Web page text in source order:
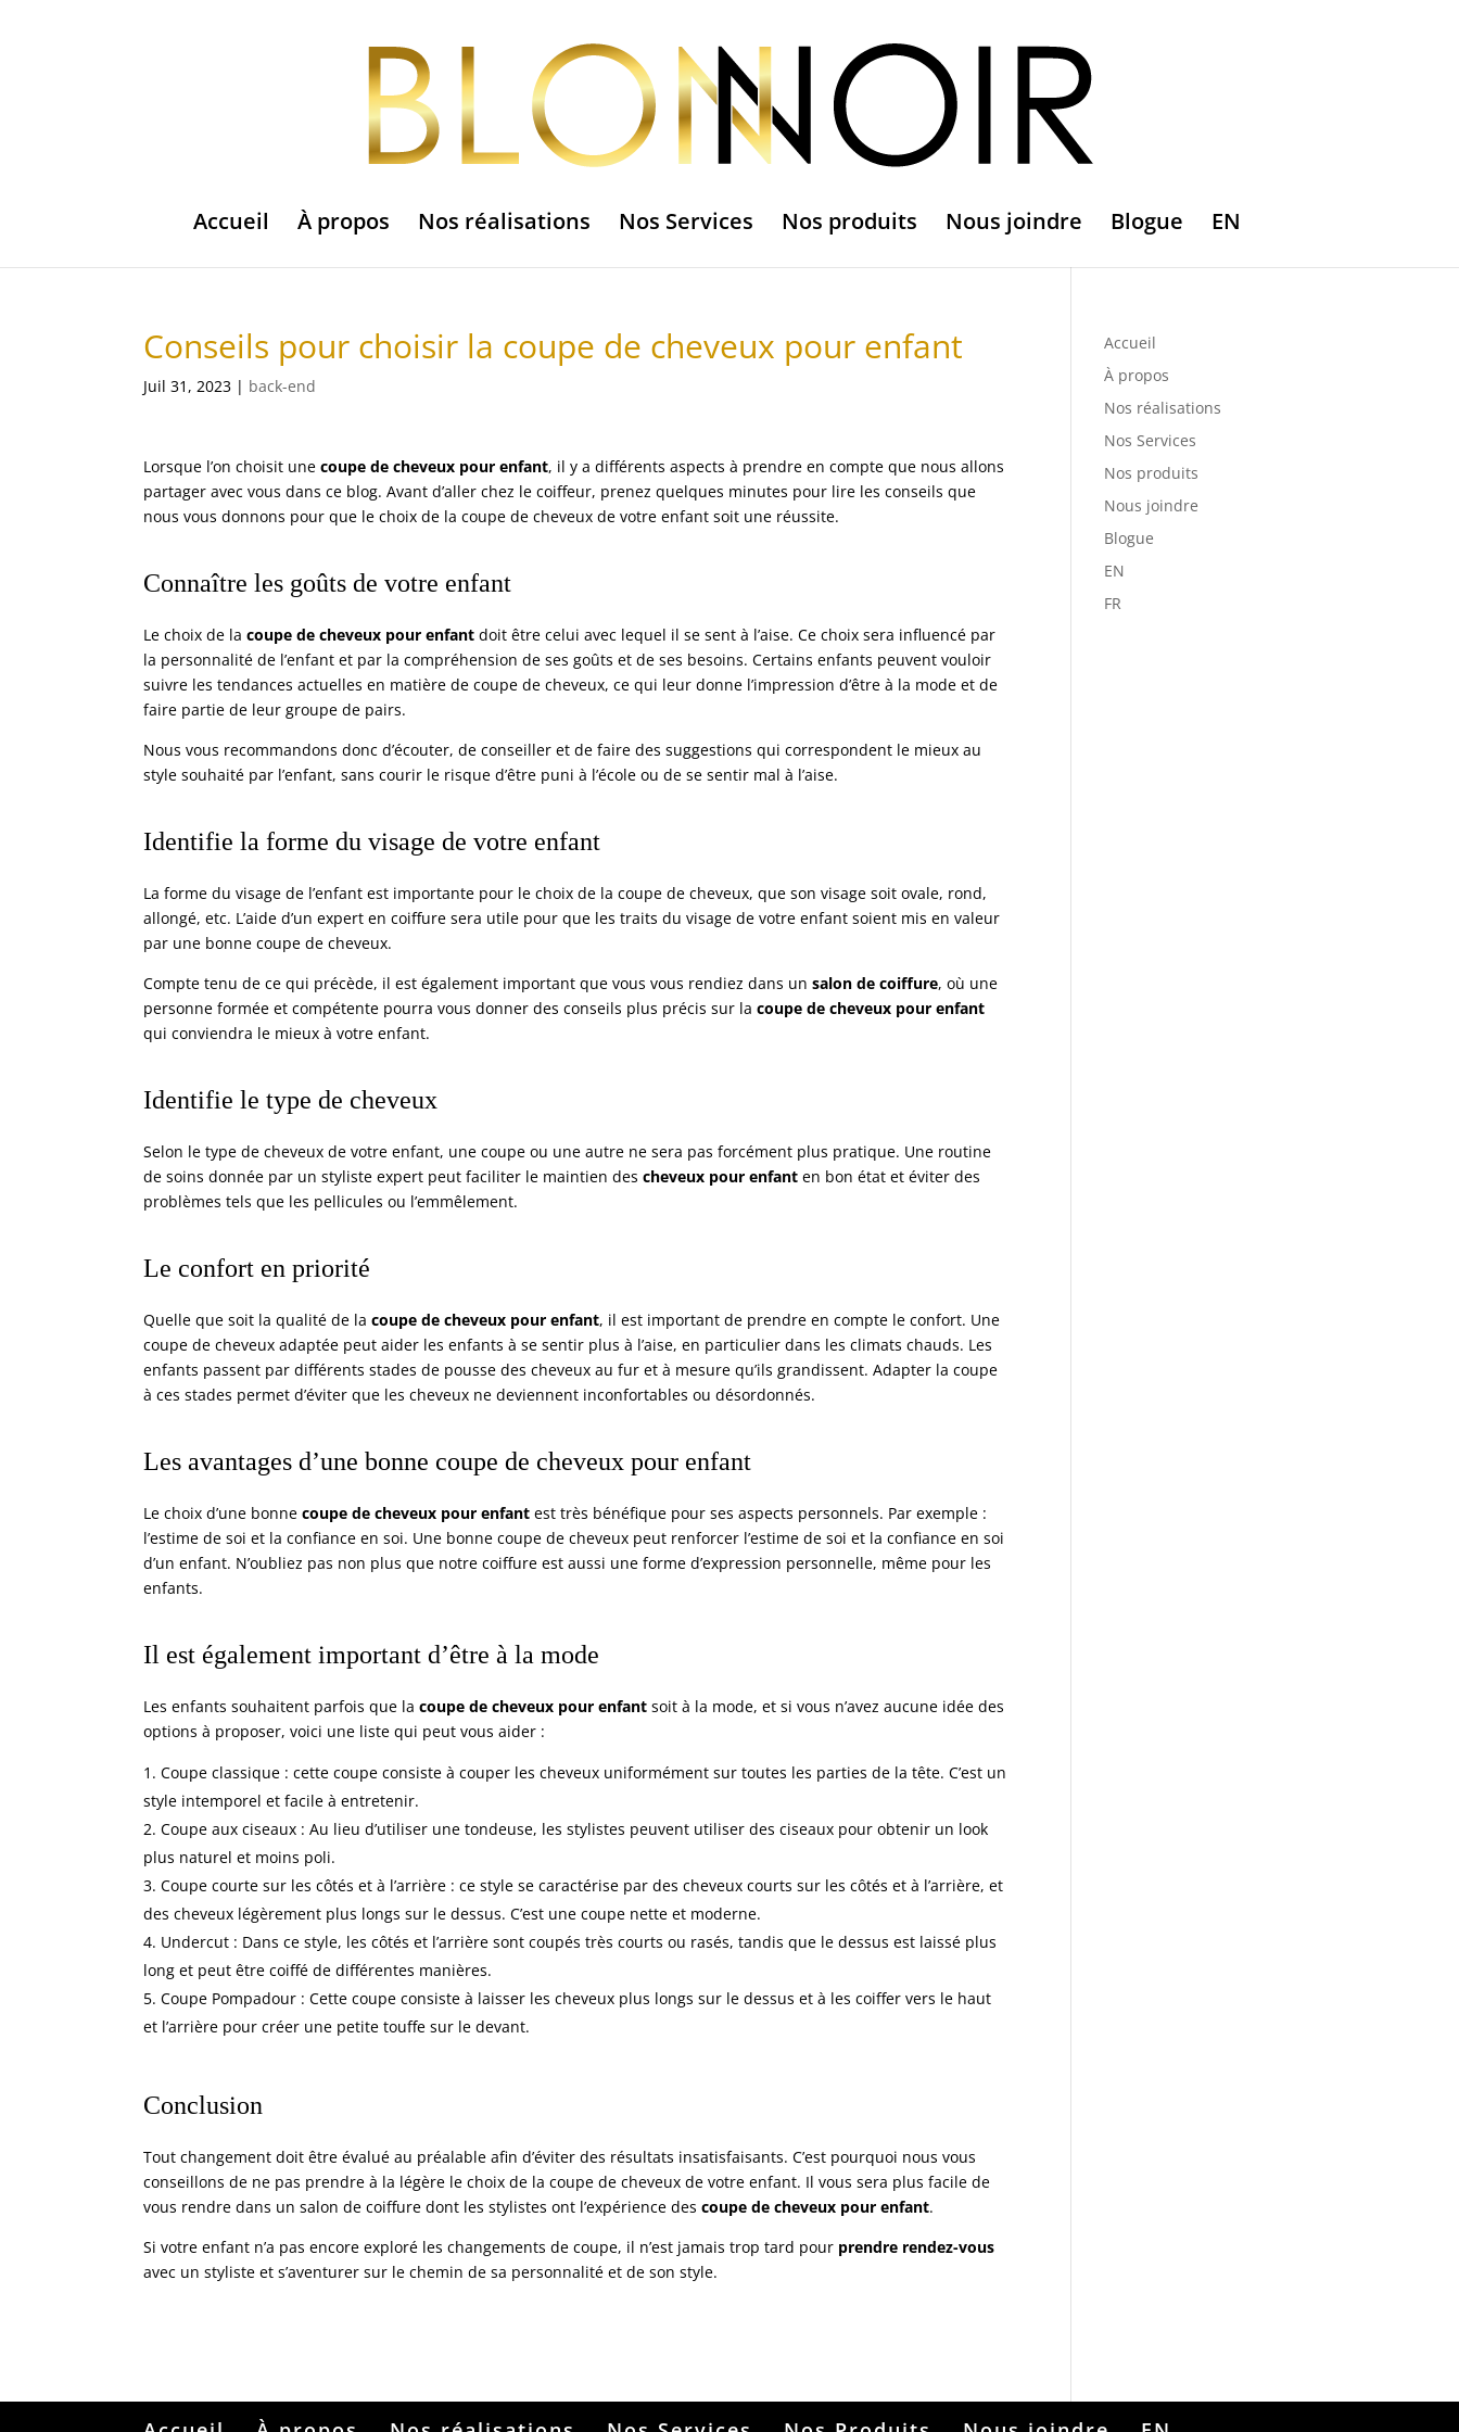
Accueil À propos Nos réalisations Nos Services Nos produits Nous joindre Blogue EN
Conseils pour choisir la coupe de cheveux pour enfant
Juil 31, 2023 | back-end
Lorsque l’on choisit une coupe de cheveux pour enfant, il y a différents aspects à prendre en compte que nous allons
partager avec vous dans ce blog. Avant d’aller chez le coiffeur, prenez quelques minutes pour lire les conseils que
nous vous donnons pour que le choix de la coupe de cheveux de votre enfant soit une réussite.
Connaître les goûts de votre enfant
Le choix de la coupe de cheveux pour enfant doit être celui avec lequel il se sent à l’aise. Ce choix sera influencé par
la personnalité de l’enfant et par la compréhension de ses goûts et de ses besoins. Certains enfants peuvent vouloir
suivre les tendances actuelles en matière de coupe de cheveux, ce qui leur donne l’impression d’être à la mode et de
faire partie de leur groupe de pairs.
Nous vous recommandons donc d’écouter, de conseiller et de faire des suggestions qui correspondent le mieux au
style souhaité par l’enfant, sans courir le risque d’être puni à l’école ou de se sentir mal à l’aise.
Identifie la forme du visage de votre enfant
La forme du visage de l’enfant est importante pour le choix de la coupe de cheveux, que son visage soit ovale, rond,
allongé, etc. L’aide d’un expert en coiffure sera utile pour que les traits du visage de votre enfant soient mis en valeur
par une bonne coupe de cheveux.
Compte tenu de ce qui précède, il est également important que vous vous rendiez dans un salon de coiffure, où une
personne formée et compétente pourra vous donner des conseils plus précis sur la coupe de cheveux pour enfant
qui conviendra le mieux à votre enfant.
Identifie le type de cheveux
Selon le type de cheveux de votre enfant, une coupe ou une autre ne sera pas forcément plus pratique. Une routine
de soins donnée par un styliste expert peut faciliter le maintien des cheveux pour enfant en bon état et éviter des
problèmes tels que les pellicules ou l’emmêlement.
Le confort en priorité
Quelle que soit la qualité de la coupe de cheveux pour enfant, il est important de prendre en compte le confort. Une
coupe de cheveux adaptée peut aider les enfants à se sentir plus à l’aise, en particulier dans les climats chauds. Les
enfants passent par différents stades de pousse des cheveux au fur et à mesure qu’ils grandissent. Adapter la coupe
à ces stades permet d’éviter que les cheveux ne deviennent inconfortables ou désordonnés.
Les avantages d’une bonne coupe de cheveux pour enfant
Le choix d’une bonne coupe de cheveux pour enfant est très bénéfique pour ses aspects personnels. Par exemple :
l’estime de soi et la confiance en soi. Une bonne coupe de cheveux peut renforcer l’estime de soi et la confiance en soi
d’un enfant. N’oubliez pas non plus que notre coiffure est aussi une forme d’expression personnelle, même pour les
enfants.
Il est également important d’être à la mode
Les enfants souhaitent parfois que la coupe de cheveux pour enfant soit à la mode, et si vous n’avez aucune idée des
options à proposer, voici une liste qui peut vous aider :
Coupe classique : cette coupe consiste à couper les cheveux uniformément sur toutes les parties de la tête. C’est un
style intemporel et facile à entretenir.
Coupe aux ciseaux : Au lieu d’utiliser une tondeuse, les stylistes peuvent utiliser des ciseaux pour obtenir un look
plus naturel et moins poli.
Coupe courte sur les côtés et à l’arrière : ce style se caractérise par des cheveux courts sur les côtés et à l’arrière, et
des cheveux légèrement plus longs sur le dessus. C’est une coupe nette et moderne.
Undercut : Dans ce style, les côtés et l’arrière sont coupés très courts ou rasés, tandis que le dessus est laissé plus
long et peut être coiffé de différentes manières.
Coupe Pompadour : Cette coupe consiste à laisser les cheveux plus longs sur le dessus et à les coiffer vers le haut
et l’arrière pour créer une petite touffe sur le devant.
Conclusion
Tout changement doit être évalué au préalable afin d’éviter des résultats insatisfaisants. C’est pourquoi nous vous
conseillons de ne pas prendre à la légère le choix de la coupe de cheveux de votre enfant. Il vous sera plus facile de
vous rendre dans un salon de coiffure dont les stylistes ont l’expérience des coupe de cheveux pour enfant.
Si votre enfant n’a pas encore exploré les changements de coupe, il n’est jamais trop tard pour prendre rendez-vous
avec un styliste et s’aventurer sur le chemin de sa personnalité et de son style.
Accueil
À propos
Nos réalisations
Nos Services
Nos produits
Nous joindre
Blogue
EN
FR